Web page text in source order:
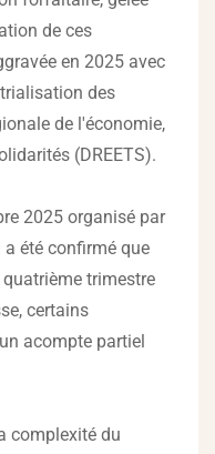
de ces
en 2025 avec
des
de l'économie,
(DREETS).
2025 organisé par
a été confirmé que
trimestre
certains
acompte partiel
complexité du